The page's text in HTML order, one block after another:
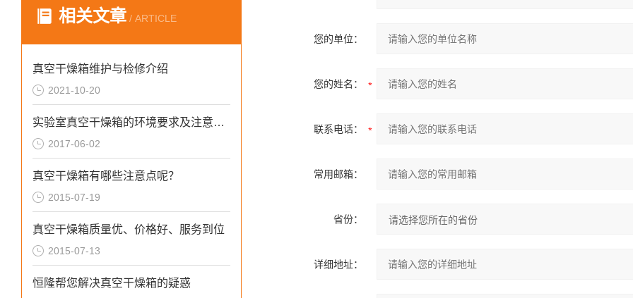
相关文章 / ARTICLE
真空干燥箱维护与检修介绍
2021-10-20
实验室真空干燥箱的环境要求及注意事项
2017-06-02
真空干燥箱有哪些注意点呢？
2015-07-19
真空干燥箱质量优、价格好、服务到位
2015-07-13
恒隆帮您解决真空干燥箱的疑惑
您的单位：
您的姓名：
联系电话：
常用邮箱：
省份：
详细地址：